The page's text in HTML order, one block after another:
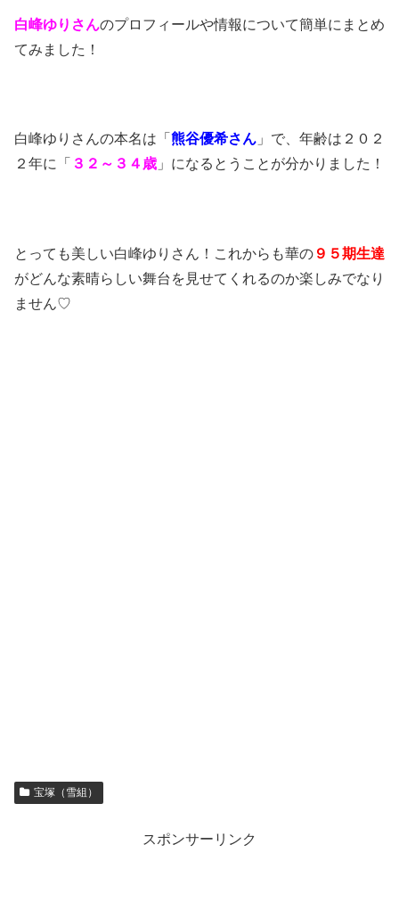
白峰ゆりさんのプロフィールや情報について簡単にまとめ
てみました！
白峰ゆりさんの本名は「 熊谷優希さん 」で、年齢は２０２
２年に「 ３２～３４歳 」になるとうことが分かりました！
とっても美しい白峰ゆりさん！これからも華の ９５期生達
がどんな素晴らしい舞台を見せてくれるのか楽しみでなり
ません♡
宝塚（雪組）
スポンサーリンク